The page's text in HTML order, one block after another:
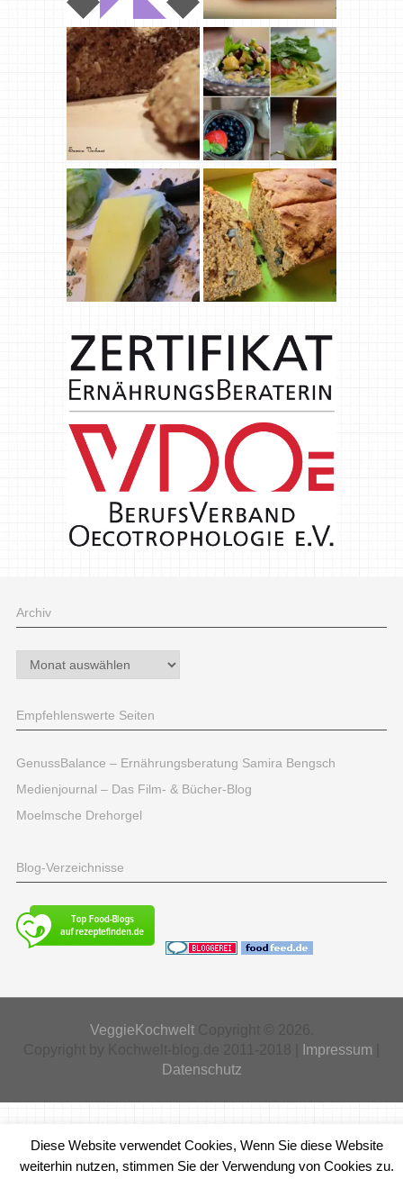
Archiv
Archiv
Empfehlenswerte Seiten
GenussBalance – Ernährungsberatung Samira Bengsch
Medienjournal – Das Film- & Bücher-Blog
Moelmsche Drehorgel
Blog-Verzeichnisse
VeggieKochweltCopyright © 2026.
Impressum
Datenschutz
Diese Website verwendet Cookies, Wenn Sie diese Website
weiterhin nutzen, stimmen Sie der Verwendung von Cookies zu.